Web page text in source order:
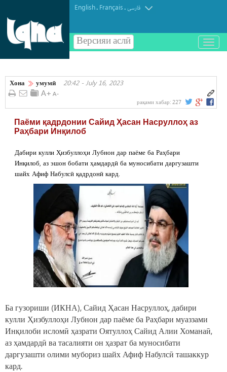
English. Français.فارسی
Версияи аслӣ
باز
و
کردن
Хона умумӣ 20:42 - July 16, 2023
рақами хабар: 227
Паёми қадрдонии Сайид Ҳасан Насруллоҳ аз
Раҳбари Инқилоб
Дабири кулли Ҳизбуллоҳи Лубнон дар паёме ба Раҳбари
Инқилоб, аз эшон бобати ҳамдардӣ ба муносибати даргузашти
шайх Афиф Набулсӣ қадрдонӣ кард.
Ба гузориши (ИКНА), Сайид Ҳасан Насруллоҳ, дабири
кулли Ҳизбуллоҳи Лубнон дар паёме ба Раҳбари муаззами
Инқилоби исломӣ ҳазрати Оятуллоҳ Сайид Алии Хоманаӣ,
аз ҳамдардӣ ва тасалияти он ҳазрат ба муносибати
даргузашти олими мубориз шайх Афиф Набулсӣ ташаккур
кард.